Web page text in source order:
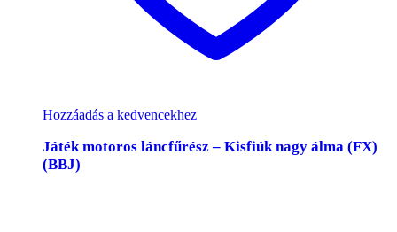
Hozzáadás a kedvencekhez
Játék motoros láncfűrész – Kisfiúk nagy álma (FX)
(BBJ)